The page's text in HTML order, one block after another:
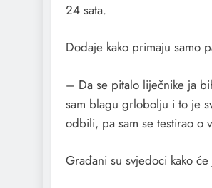
24 sata.
Dodaje kako primaju samo
– Da se pitalo liječnike ja
sam blagu grlobolju i to je
odbili, pa sam se testirao o
Građani su svjedoci kako